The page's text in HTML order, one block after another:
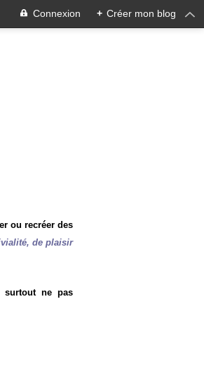
Connexion + Créer mon blog
ou recréer des
de plaisir
surtout ne pas